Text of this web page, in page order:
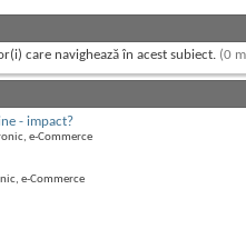
care navighează în acest subiect. (0
- impact?
e-Commerce
e-Commerce